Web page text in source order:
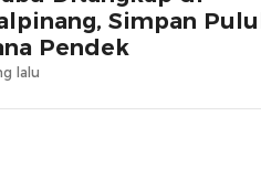
Simpan
Pendek
lalu